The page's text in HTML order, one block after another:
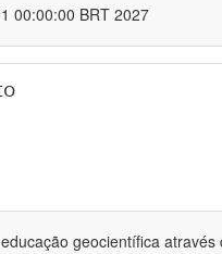
00:00:00 BRT 2027
geocientífica através